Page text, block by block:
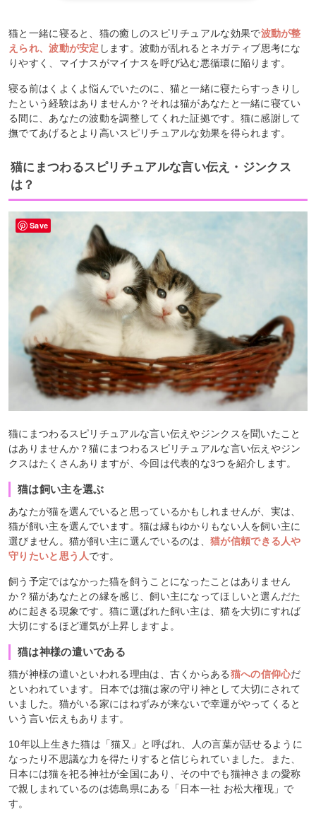
猫と一緒に寝ると、猫の癒しのスピリチュアルな効果で波動が整
えられ、波動が安定 します。波動が乱れるとネガティブ思考にな
りやすく、マイナスがマイナスを呼び込む悪循環に陥ります。
寝る前はくよくよ悩んでいたのに、猫と一緒に寝たらすっきりし
たという経験はありませんか？それは猫があなたと一緒に寝てい
る間に、あなたの波動を調整してくれた証拠です。猫に感謝して
撫でてあげるとより高いスピリチュアルな効果を得られます。
猫にまつわるスピリチュアルな言い伝え・ジンクス
は？
猫にまつわるスピリチュアルな言い伝えやジンクスを聞いたこと
はありませんか？猫にまつわるスピリチュアルな言い伝えやジン
クスはたくさんありますが、今回は代表的な3つを紹介します。
猫は飼い主を選ぶ
あなたが猫を選んでいると思っているかもしれませんが、実は、
猫が飼い主を選んでいます。猫は縁もゆかりもない人を飼い主に
選びません。猫が飼い主に選んでいるのは、猫が信頼できる人や
守りたいと思う人です。
飼う予定ではなかった猫を飼うことになったことはありません
か？猫があなたとの縁を感じ、飼い主になってほしいと選んだた
めに起きる現象です。猫に選ばれた飼い主は、猫を大切にすれば
大切にするほど運気が上昇しますよ。
猫は神様の遣いである
猫が神様の遣いといわれる理由は、古くからある猫への信仰心だ
といわれています。日本では猫は家の守り神として大切にされて
いました。猫がいる家にはねずみが来ないで幸運がやってくると
いう言い伝えもあります。
10年以上生きた猫は「猫又」と呼ばれ、人の言葉が話せるように
なったり不思議な力を得たりすると信じられていました。また、
日本には猫を祀る神社が全国にあり、その中でも猫神さまの愛称
で親しまれているのは徳島県にある「日本一社 お松大権現」で
す。
Save